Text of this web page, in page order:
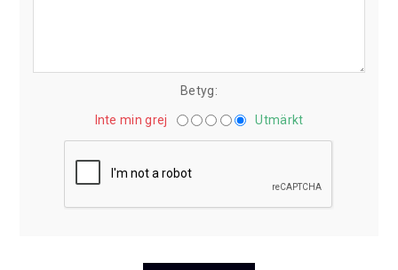
Betyg:
Inte min grej Utmärkt